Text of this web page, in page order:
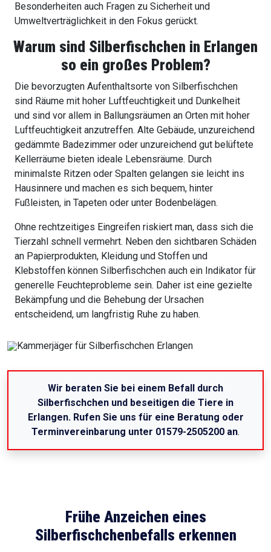
Besonderheiten auch Fragen zu Sicherheit und
Umweltverträglichkeit in den Fokus gerückt.
Warum sind Silberfischchen in Erlangen
so ein großes Problem?
Die bevorzugten Aufenthaltsorte von Silberfischchen
sind Räume mit hoher Luftfeuchtigkeit und Dunkelheit
und sind vor allem in Ballungsräumen an Orten mit hoher
Luftfeuchtigkeit anzutreffen. Alte Gebäude, unzureichend
gedämmte Badezimmer oder unzureichend gut belüftete
Kellerräume bieten ideale Lebensräume. Durch
minimalste Ritzen oder Spalten gelangen sie leicht ins
Hausinnere und machen es sich bequem, hinter
Fußleisten, in Tapeten oder unter Bodenbelägen.
Ohne rechtzeitiges Eingreifen riskiert man, dass sich die
Tierzahl schnell vermehrt. Neben den sichtbaren Schäden
an Papierprodukten, Kleidung und Stoffen und
Klebstoffen können Silberfischchen auch ein Indikator für
generelle Feuchteprobleme sein. Daher ist eine gezielte
Bekämpfung und die Behebung der Ursachen
entscheidend, um langfristig Ruhe zu haben.
Wir beraten Sie bei einem Befall durch
Silberfischchen und beseitigen die Tiere in
Erlangen. Rufen Sie uns für eine Beratung oder
Terminvereinbarung unter 01579-2505200 an.
Frühe Anzeichen eines
Silberfischchenbefalls erkennen